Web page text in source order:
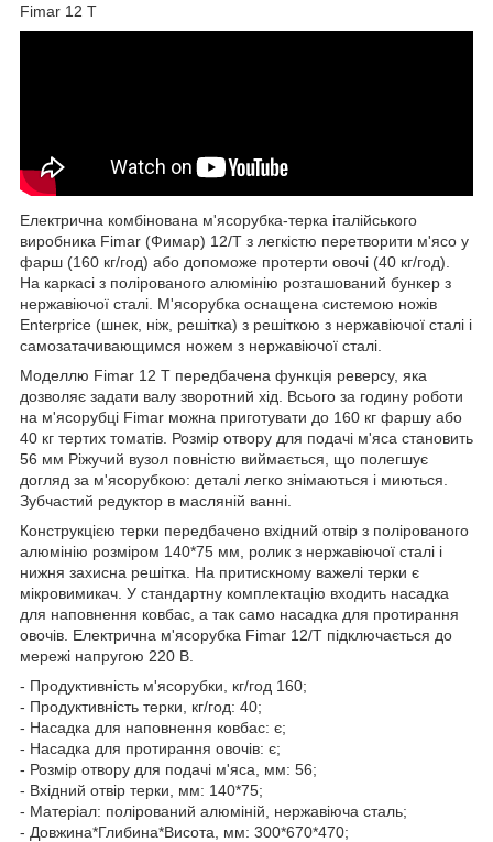
Fimar 12 T
Електрична комбінована м'ясорубка-терка італійського
виробника Fimar (Фимар) 12/T з легкістю перетворити м'ясо у
фарш (160 кг/год) або допоможе протерти овочі (40 кг/год).
На каркасі з полірованого алюмінію розташований бункер з
нержавіючої сталі. М'ясорубка оснащена системою ножів
Enterprice (шнек, ніж, решітка) з решіткою з нержавіючої сталі і
самозатачивающимся ножем з нержавіючої сталі.
Моделлю Fimar 12 T передбачена функція реверсу, яка
дозволяє задати валу зворотний хід. Всього за годину роботи
на м'ясорубці Fimar можна приготувати до 160 кг фаршу або
40 кг тертих томатів. Розмір отвору для подачі м'яса становить
56 мм Ріжучий вузол повністю виймається, що полегшує
догляд за м'ясорубкою: деталі легко знімаються і миються.
Зубчастий редуктор в масляній ванні.
Конструкцією терки передбачено вхідний отвір з полірованого
алюмінію розміром 140*75 мм, ролик з нержавіючої сталі і
нижня захисна решітка. На притискному важелі терки є
мікровимикач. У стандартну комплектацію входить насадка
для наповнення ковбас, а так само насадка для протирання
овочів. Електрична м'ясорубка Fimar 12/T підключається до
мережі напругою 220 В.
- Продуктивність м'ясорубки, кг/год 160;
- Продуктивність терки, кг/год: 40;
- Насадка для наповнення ковбас: є;
- Насадка для протирання овочів: є;
- Розмір отвору для подачі м'яса, мм: 56;
- Вхідний отвір терки, мм: 140*75;
- Матеріал: полірований алюміній, нержавіюча сталь;
- Довжина*Глибина*Висота, мм: 300*670*470;